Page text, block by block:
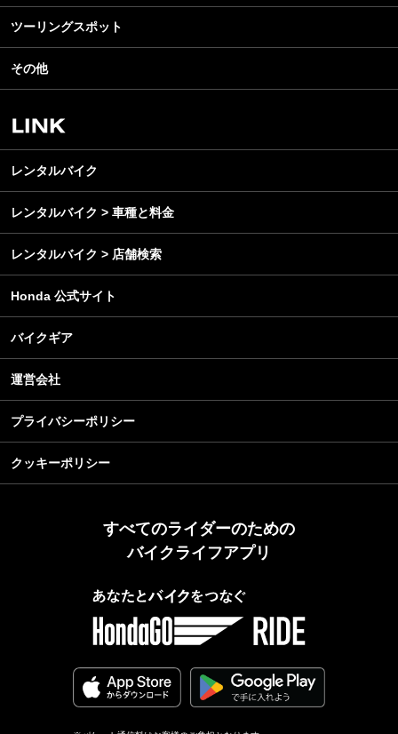
カスタマイズパーツ
テクノロジー
名車・旧車
ビジネス
ライディングギア
ツーリング
アウトドア
レンタルバイク
モータースポーツ
イベント
スクール・レッスン
ツーリングスポット
その他
レンタルバイク
レンタルバイク > 車種と料金
レンタルバイク > 店舗検索
Honda 公式サイト
バイクギア
運営会社
プライバシーポリシー
クッキーポリシー
すべてのライダーのための
バイクライフアプリ